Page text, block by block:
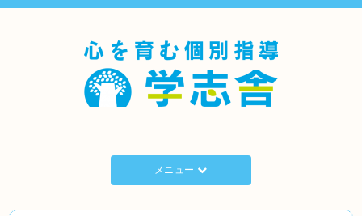
メニュー